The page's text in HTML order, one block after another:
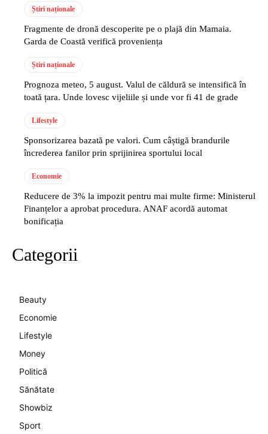
Știri naționale
Fragmente de dronă descoperite pe o plajă din Mamaia.
Garda de Coastă verifică proveniența
Știri naționale
Prognoza meteo, 5 august. Valul de căldură se intensifică în
toată țara. Unde lovesc vijeliile și unde vor fi 41 de grade
Lifestyle
Sponsorizarea bazată pe valori. Cum câștigă brandurile
încrederea fanilor prin sprijinirea sportului local
Economie
Reducere de 3% la impozit pentru mai multe firme: Ministerul
Finanțelor a aprobat procedura. ANAF acordă automat
bonificația
Categorii
Beauty
Economie
Lifestyle
Money
Politică
Sănătate
Showbiz
Sport